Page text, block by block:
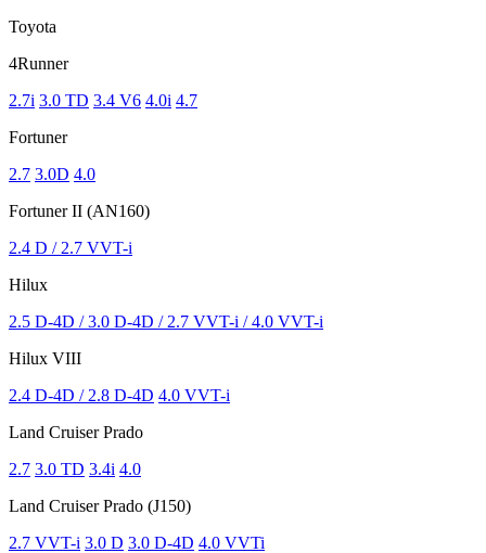
Toyota
4Runner
2.7i 3.0 TD 3.4 V6 4.0i 4.7
Fortuner
2.7 3.0D 4.0
Fortuner II (AN160)
2.4 D / 2.7 VVT-i
Hilux
2.5 D-4D / 3.0 D-4D / 2.7 VVT-i / 4.0 VVT-i
Hilux VIII
2.4 D-4D / 2.8 D-4D 4.0 VVT-i
Land Cruiser Prado
2.7 3.0 TD 3.4i 4.0
Land Cruiser Prado (J150)
2.7 VVT-i 3.0 D 3.0 D-4D 4.0 VVTi